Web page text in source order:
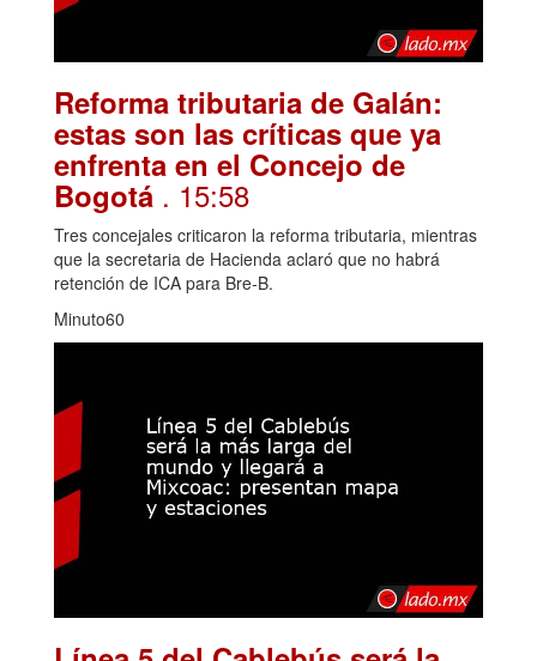
Reforma tributaria de Galán:
estas son las críticas que ya
enfrenta en el Concejo de
Bogotá . 15:58
Tres concejales criticaron la reforma tributaria, mientras
que la secretaria de Hacienda aclaró que no habrá
retención de ICA para Bre-B.
Minuto60